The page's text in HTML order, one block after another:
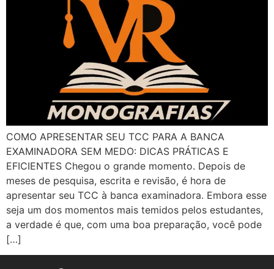
COMO APRESENTAR SEU TCC PARA A BANCA
EXAMINADORA SEM MEDO: DICAS PRÁTICAS E
EFICIENTES Chegou o grande momento. Depois de
meses de pesquisa, escrita e revisão, é hora de
apresentar seu TCC à banca examinadora. Embora esse
seja um dos momentos mais temidos pelos estudantes,
a verdade é que, com uma boa preparação, você pode
[…]